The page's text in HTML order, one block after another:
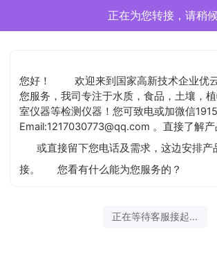
正在为您转接，请稍候
您好！
欢迎来到国家高新技术企业优
您服务，我司专注于水质，食品，土壤，
室仪器等检测仪器！您可致电或加微信
Email:1217030773@qq.com 。直接了解产
或直接留下您电话及需求，这边安排产
接。
您看有什么能为您服务的？
正在等待客服接起...